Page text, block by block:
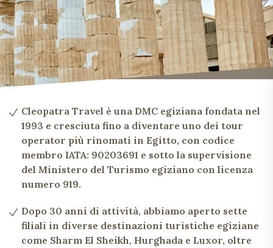
Cleopatra Travel è una DMC egiziana fondata nel
1993 e cresciuta fino a diventare uno dei tour
operator più rinomati in Egitto, con codice
membro IATA: 90203691 e sotto la supervisione
del Ministero del Turismo egiziano con licenza
numero 919.
Dopo 30 anni di attività, abbiamo aperto sette
filiali in diverse destinazioni turistiche egiziane
come Sharm El Sheikh, Hurghada e Luxor, oltre